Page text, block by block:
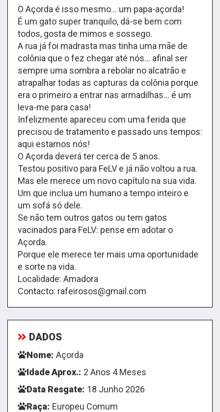
O Açorda é isso mesmo… um papa-açorda!
É um gato super tranquilo, dá-se bem com
todos, gosta de mimos e sossego.
A rua já foi madrasta mas tinha uma mãe de
colônia que o fez chegar até nós… afinal ser
sempre uma sombra a rebolar no alcatrão e
atrapalhar todas as capturas da colônia porque
era o primeiro a entrar nas armadilhas… é um
leva-me para casa!
Infelizmente apareceu com uma ferida que
precisou de tratamento e passado uns tempos:
aqui estamos nós!
O Açorda deverá ter cerca de 5 anos.
Testou positivo para FeLV e já não voltou a rua.
Mas ele merece um novo capítulo na sua vida.
Um que inclua um humano a tempo inteiro e
um sofá só dele.
Se não tem outros gatos ou tem gatos
vacinados para FeLV: pense em adotar o
Açorda.
Porque ele merece ter mais uma oportunidade
e sorte na vida.
Localidade: Amadora
Contacto: rafeirosos@gmail.com
DADOS
Nome: Açorda
Idade Aprox.: 2 Anos 4 Meses
Data Resgate: 18 Junho 2026
Raça: Europeu Comum